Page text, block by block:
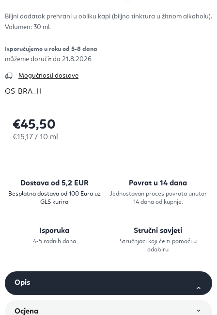
Biljni dodatak prehrani u obliku kapi (biljna tinktura u žitnom alkoholu).
Volumen: 30 ml.
Isporučujemo u roku od 5-8 dana
21.8.2026
Mogućnosti dostave
OS-BRA_H
€45,50
Izračunaj cijenu:
€15,17 / 10 ml
Dostava od 5,2 EUR
Besplatna dostava od 100 Eura uz
GLS kurira
Povrat u 14 dana
Jednostavan proces povrata unutar
14 dana od kupnje.
Isporuka
4-5 radnih dana
Stručni savjeti
Stručnjaci koji će ti pomoći u
odabiru